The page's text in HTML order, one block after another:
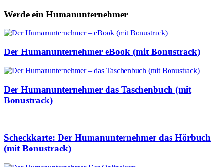
Werde ein Humanunternehmer
Der Humanunternehmer eBook (mit Bonustrack)
Der Humanunternehmer das Taschenbuch (mit
Bonustrack)
Scheckkarte: Der Humanunternehmer das Hörbuch
(mit Bonustrack)